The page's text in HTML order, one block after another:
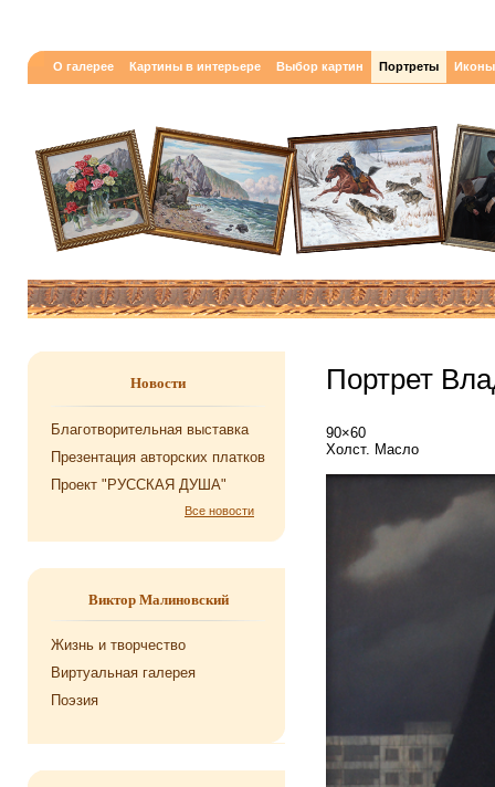
О галерее Картины в интерьере Выбор картин Портреты Иконы
Новости
Благотворительная выставка
Презентация авторских платков
Проект "РУССКАЯ ДУША"
Все новости
Виктор Малиновский
Жизнь и творчество
Виртуальная галерея
Поэзия
Портрет
90×60
Холст. Масло